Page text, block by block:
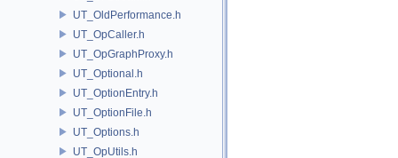
UT_OldPerformance.h
UT_OpCaller.h
UT_OpGraphProxy.h
UT_Optional.h
UT_OptionEntry.h
UT_OptionFile.h
UT_Options.h
UT_OpUtils.h